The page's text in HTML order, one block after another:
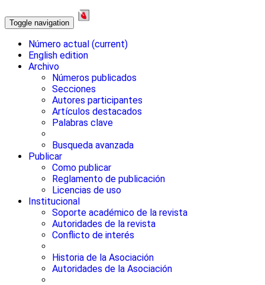
Toggle navigation
Número actual (current)
English edition
Archivo
Números publicados
Secciones
Autores participantes
Artículos destacados
Palabras clave
Busqueda avanzada
Publicar
Como publicar
Reglamento de publicación
Licencias de uso
Institucional
Soporte académico de la revista
Autoridades de la revista
Conflicto de interés
Historia de la Asociación
Autoridades de la Asociación